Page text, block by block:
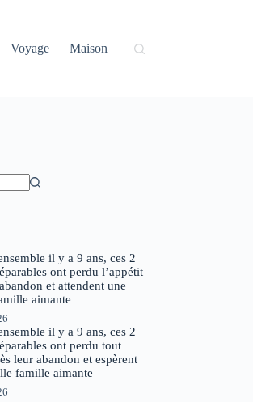
Voyage Maison
il y a 9 ans, ces 2
ont perdu l’appétit
et attendent une
aimante
il y a 9 ans, ces 2
ont perdu tout
leur abandon et espèrent
famille aimante